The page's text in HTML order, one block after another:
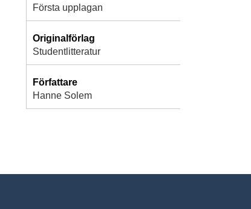
Första upplagan
Originalförlag
Studentlitteratur
Författare
Hanne Solem